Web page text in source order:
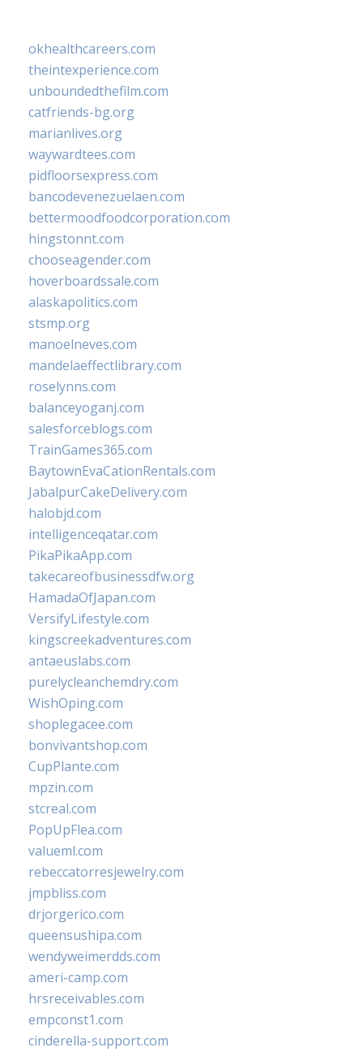
okhealthcareers.com
theintexperience.com
unboundedthefilm.com
catfriends-bg.org
marianlives.org
waywardtees.com
pidfloorsexpress.com
bancodevenezuelaen.com
bettermoodfoodcorporation.com
hingstonnt.com
chooseagender.com
hoverboardssale.com
alaskapolitics.com
stsmp.org
manoelneves.com
mandelaeffectlibrary.com
roselynns.com
balanceyoganj.com
salesforceblogs.com
TrainGames365.com
BaytownEvaCationRentals.com
JabalpurCakeDelivery.com
halobjd.com
intelligenceqatar.com
PikaPikaApp.com
takecareofbusinessdfw.org
HamadaOfJapan.com
VersifyLifestyle.com
kingscreekadventures.com
antaeuslabs.com
purelycleanchemdry.com
WishOping.com
shoplegacee.com
bonvivantshop.com
CupPlante.com
mpzin.com
stcreal.com
PopUpFlea.com
valueml.com
rebeccatorresjewelry.com
jmpbliss.com
drjorgerico.com
queensushipa.com
wendyweimerdds.com
ameri-camp.com
hrsreceivables.com
empconst1.com
cinderella-support.com